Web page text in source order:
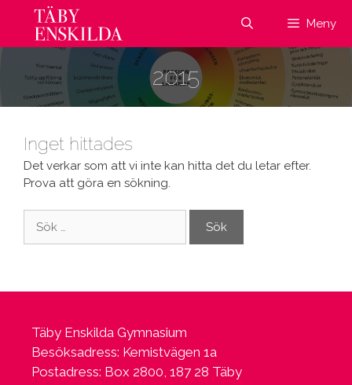
Hoppa
innehåll
Meny
2015
Inget hittades
Det verkar som att vi inte kan hitta det du letar efter.
Prova att göra en sökning.
efter:
Täby Enskilda Gymnasium
Besöksadress: Kemistvägen 1a
Postadress: Box 2800, 187 28 Täby